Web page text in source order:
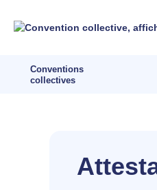
Conventions
collectives